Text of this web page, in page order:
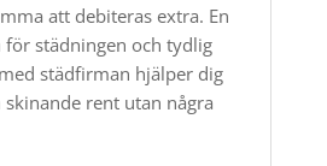
att debiteras extra. En
städningen och tydlig
städfirman hjälper dig
rent utan några